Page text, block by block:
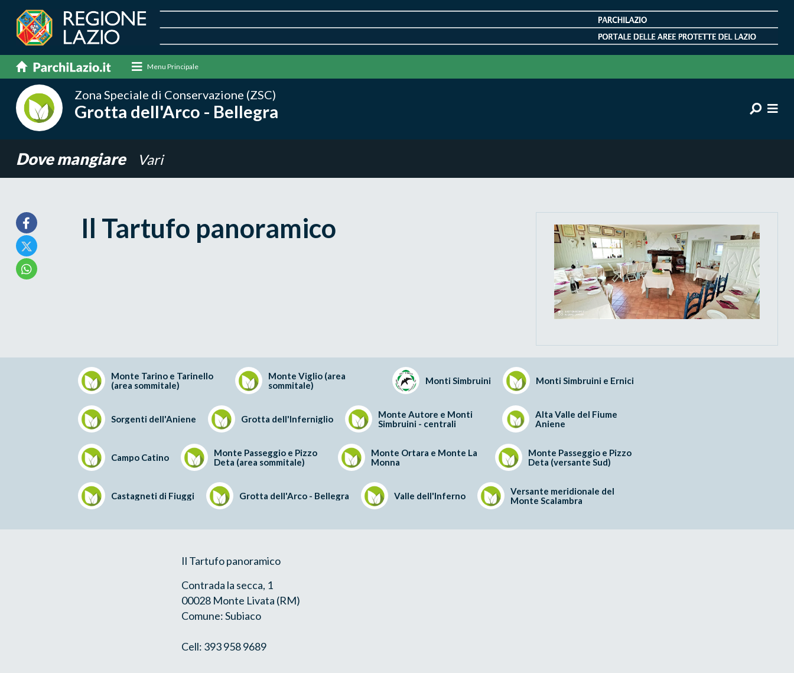
Menu Principale
Zona Speciale di Conservazione (ZSC)
Grotta dell'Arco - Bellegra
Dove mangiare Vari
Il Tartufo panoramico
Monte Tarino e Tarinello
(area sommitale)
Monte Viglio (area
sommitale)
Monti Simbruini Monti Simbruini e Ernici
Sorgenti dell'Aniene Grotta dell'Inferniglio
Monte Autore e Monti
Simbruini - centrali
Alta Valle del Fiume
Aniene
Campo Catino
Monte Passeggio e Pizzo
Deta (area sommitale)
Monte Ortara e Monte La
Monna
Monte Passeggio e Pizzo
Deta (versante Sud)
Castagneti di Fiuggi Grotta dell'Arco - Bellegra Valle dell'Inferno
Versante meridionale del
Monte Scalambra
Il Tartufo panoramico
Contrada la secca, 1
00028 Monte Livata (RM)
Comune: Subiaco
Cell: 393 958 9689